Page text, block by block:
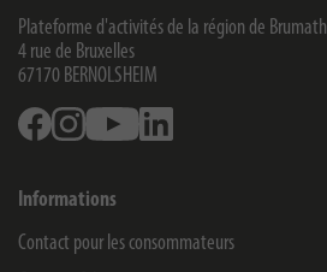
Plateforme d'activités de la région de Brumath
4 rue de Bruxelles
67170 BERNOLSHEIM
FacebookInstagramYoutube
Informations
Contact pour les consommateurs